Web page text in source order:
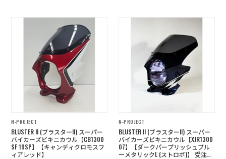
N-PROJECT
BLUSTER II (ブラスターII) スーパー
バイカーズビキニカウル【CB1300
SF 19SP】【キャンディクロモスフ
ィアレッド】
N-PROJECT
BLUSTER II (ブラスターII) スーパー
バイカーズビキニカウル【XJR1300
07】【ダークパープリッシュブル
ーメタリックL (ストロボ)】 受注生